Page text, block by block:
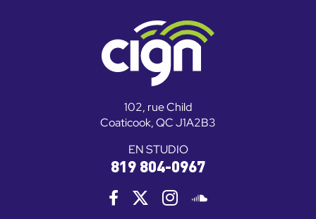
102, rue Child
Coaticook, QC J1A2B3
EN STUDIO
819 804-0967